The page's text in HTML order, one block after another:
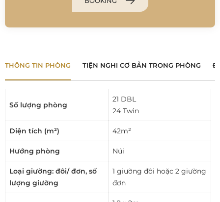
THÔNG TIN PHÒNG TIỆN NGHI CƠ BẢN TRONG PHÒNG
Số lượng phòng
21 DBL
24 Twin
Diện tích (m²) 42m²
Hướng phòng Núi
Loại giường: đôi/ đơn, số
lượng giường
1 giường đôi hoặc 2 giường
đơn